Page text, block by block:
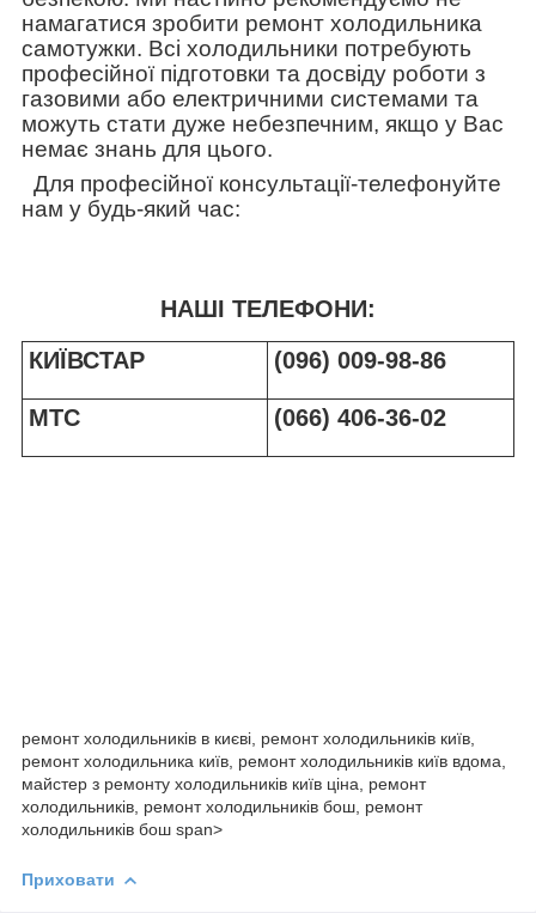
намагатися зробити ремонт холодильника
самотужки. Всі холодильники потребують
професійної підготовки та досвіду роботи з
газовими або електричними системами та
можуть стати дуже небезпечним, якщо у Вас
немає знань для цього.
Для професійної консультації-телефонуйте
нам у будь-який час:
НАШІ ТЕЛЕФОНИ:
КИЇВСТАР
(096) 009-98-86
МТС (066) 406-36-02
ремонт холодильників в києві, ремонт холодильників київ,
ремонт холодильника київ, ремонт холодильників київ вдома,
майстер з ремонту холодильників київ ціна, ремонт
холодильників, ремонт холодильників бош, ремонт
холодильників бош span>
Приховати